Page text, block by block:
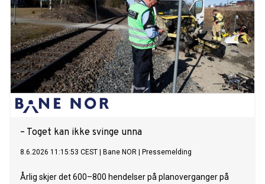
– Toget kan ikke svinge unna
8.6.2026 11:15:53 CEST Bane NOR Pressemelding
Årlig skjer det 600–800 hendelser på planoverganger på